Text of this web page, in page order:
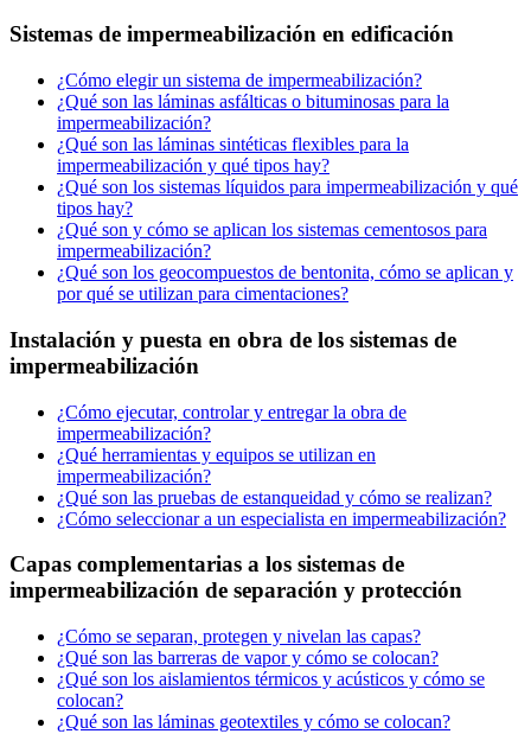
Sistemas de impermeabilización en edificación
¿Cómo elegir un sistema de impermeabilización?
¿Qué son las láminas asfálticas o bituminosas para la
impermeabilización?
¿Qué son las láminas sintéticas flexibles para la
impermeabilización y qué tipos hay?
¿Qué son los sistemas líquidos para impermeabilización y qué
tipos hay?
¿Qué son y cómo se aplican los sistemas cementosos para
impermeabilización?
¿Qué son los geocompuestos de bentonita, cómo se aplican y
por qué se utilizan para cimentaciones?
Instalación y puesta en obra de los sistemas de
impermeabilización
¿Cómo ejecutar, controlar y entregar la obra de
impermeabilización?
¿Qué herramientas y equipos se utilizan en
impermeabilización?
¿Qué son las pruebas de estanqueidad y cómo se realizan?
¿Cómo seleccionar a un especialista en impermeabilización?
Capas complementarias a los sistemas de
impermeabilización de separación y protección
¿Cómo se separan, protegen y nivelan las capas?
¿Qué son las barreras de vapor y cómo se colocan?
¿Qué son los aislamientos térmicos y acústicos y cómo se
colocan?
¿Qué son las láminas geotextiles y cómo se colocan?